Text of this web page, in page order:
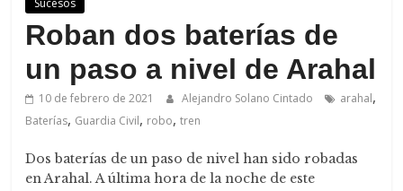
Sucesos
Roban dos baterías de
un paso a nivel de Arahal
10 de febrero de 2021 Alejandro Solano Cintado arahal,
Baterías, Guardia Civil, robo,tren
Dos baterías de un paso de nivel han sido robadas
en Arahal. A última hora de la noche de este